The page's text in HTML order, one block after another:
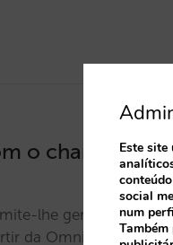
o channel
lhe gerir o
da Omnibees e
Este
social
num